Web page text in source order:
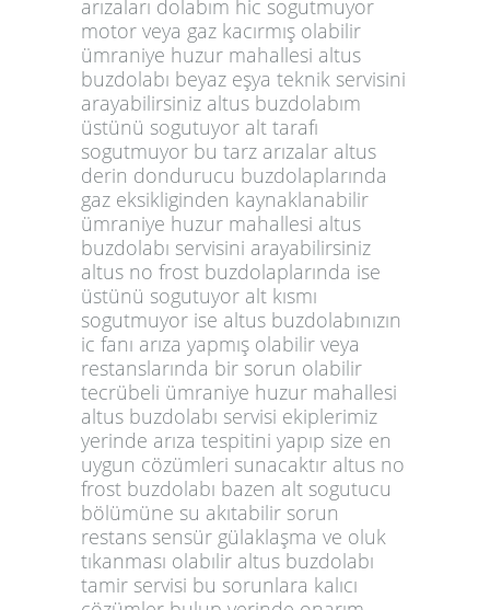
arızaları dolabım hic sogutmuyor
motor veya gaz kacırmış olabilir
ümraniye huzur mahallesi altus
buzdolabı beyaz eşya teknik servisini
arayabilirsiniz altus buzdolabım
üstünü sogutuyor alt tarafı
sogutmuyor bu tarz arızalar altus
derin dondurucu buzdolaplarında
gaz eksikliginden kaynaklanabilir
ümraniye huzur mahallesi altus
buzdolabı servisini arayabilirsiniz
altus no frost buzdolaplarında ise
üstünü sogutuyor alt kısmı
sogutmuyor ise altus buzdolabınızın
ic fanı arıza yapmış olabilir veya
restanslarında bir sorun olabilir
tecrübeli ümraniye huzur mahallesi
altus buzdolabı servisi ekiplerimiz
yerinde arıza tespitini yapıp size en
uygun cözümleri sunacaktır altus no
frost buzdolabı bazen alt sogutucu
bölümüne su akıtabilir sorun
restans sensür gülaklaşma ve oluk
tıkanması olabılir altus buzdolabı
tamir servisi bu sorunlara kalıcı